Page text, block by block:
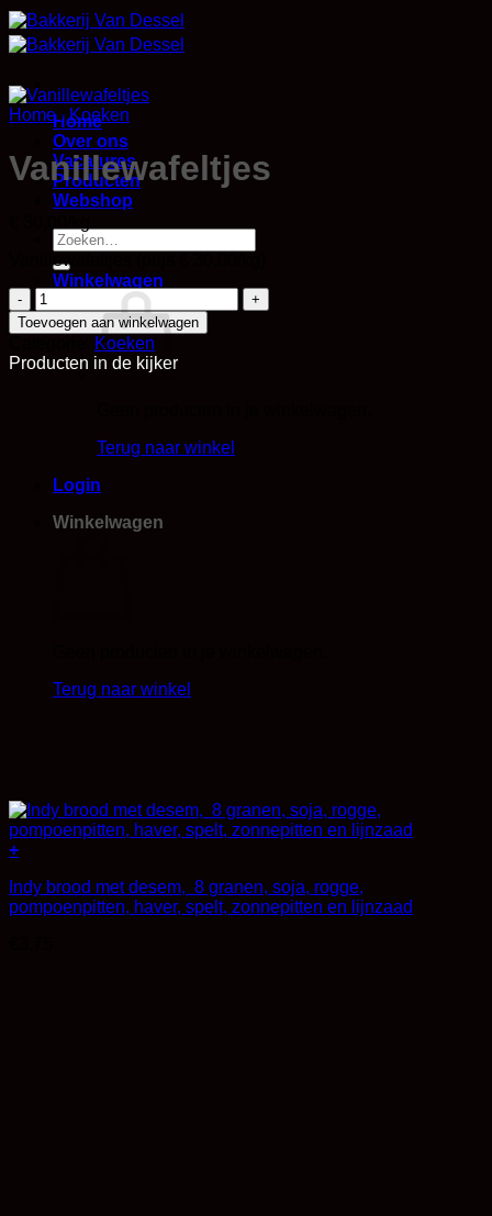
Skip
to
content
Home
Over ons
Vacatures
Producten
Webshop
Zoeken
naar:
Winkelwagen
Terug naar winkel
Login
Winkelwagen
Terug naar winkel
Home / Koeken
Vanillewafeltjes
Vanillewafeltjes (prijs € 30,00/kg)
Vanillewafeltjes
aantal
Toevoegen aan winkelwagen
Koeken
Producten in de kijker
+
Indy brood met desem, 8 granen, soja, rogge,
pompoenpitten, haver, spelt, zonnepitten en lijnzaad